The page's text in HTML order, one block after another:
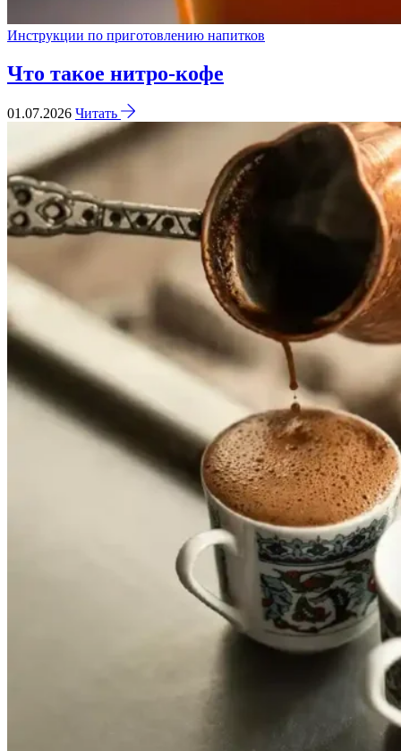
Инструкции по приготовлению напитков
Что такое нитро-кофе
01.07.2026 Читать